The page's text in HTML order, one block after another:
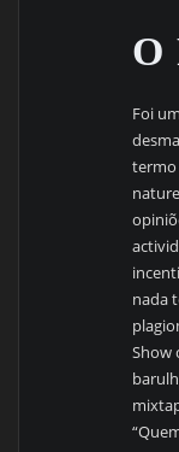
O
Foi
termo
nada
Show